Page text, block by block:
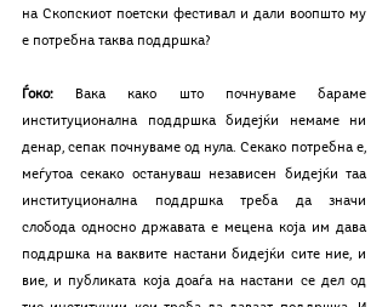
на Скопскиот поетски фестивал и дали воопшто му
е потребна таква поддршка?
Ѓоко: Вака како што почнуваме бараме
институционална поддршка бидејќи немаме ни
денар, сепак почнуваме од нула. Секако потребна е,
меѓутоа секако остануваш независен бидејќи таа
институционална поддршка треба да значи
слобода односно државата е мецена која им дава
поддршка на ваквите настани бидејќи сите ние, и
вие, и публиката која доаѓа на настани се дел од